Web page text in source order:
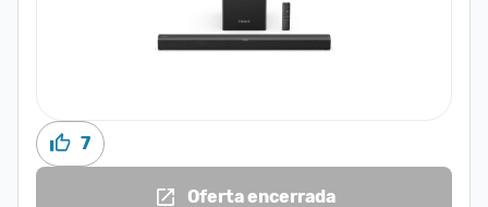
7
Oferta encerrada